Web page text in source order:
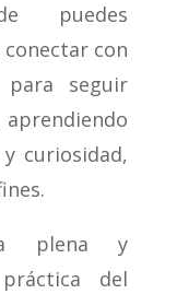
puedes
con
seguir
curiosidad,
plena y
del